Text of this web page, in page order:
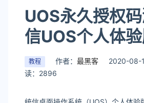
UOS永久授权
信UOS个人体
教程 作者： 最黑客 2020-08-
读：2896